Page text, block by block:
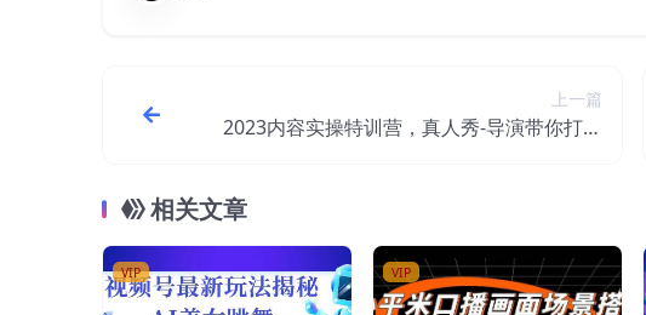
上一篇
2023内容实操特训营，真人秀-导演带你打造
相关文章
VIP VIP